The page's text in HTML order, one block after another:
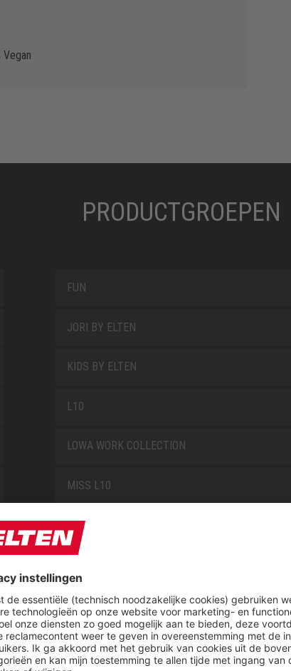
PRODUCTGROEPEN
FUN
JORI BY ELTEN
KIDS BY ELTEN
L10
LOWA WORK COLLECTION
MISS L10
NEW CLASSICS
RETRO
SAFEGUARD